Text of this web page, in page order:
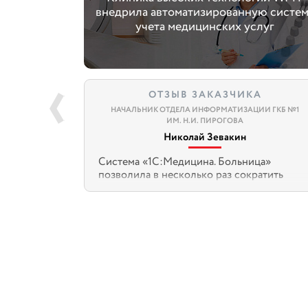
внедрила автоматизированную
учета медицинских услуг
ОТЗЫВ ЗАКАЗЧИКА
НАЧАЛЬНИК ОТДЕЛА ИНФОРМАТИЗАЦИИ ГКБ №1
ИМ. Н.И. ПИРОГОВА
Николай Зевакин
Система «1С:Медицина. Больница»
позволила в несколько раз сократить
время, которое требовалось сотрудникам